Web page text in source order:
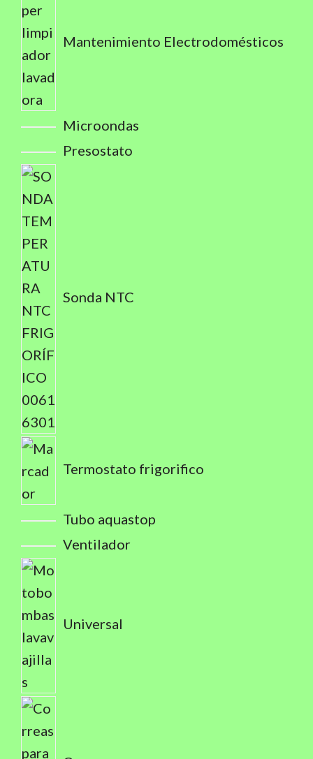
Mantenimiento Electrodomésticos
Microondas
Presostato
Sonda NTC
Termostato frigorifico
Tubo aquastop
Ventilador
Universal